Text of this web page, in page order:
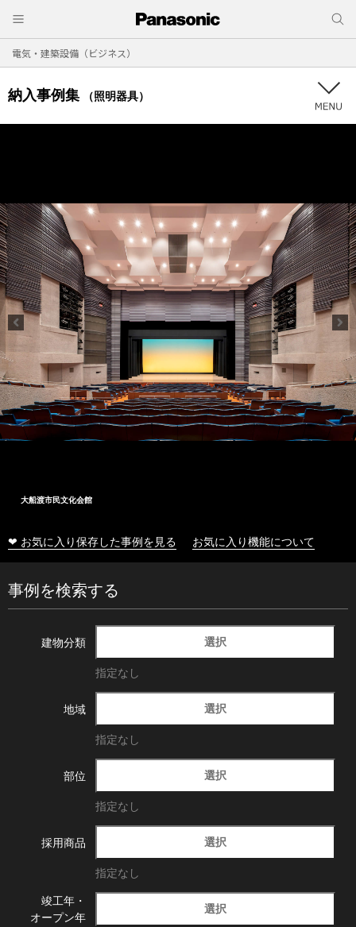
電気・建築設備（ビジネス）
納入事例集 （照明器具）
大船渡市民文化会館
❤ お気に入り保存した事例を見る お気に入り機能について
事例を検索する
建物分類 選択
指定なし
地域 選択
指定なし
部位 選択
指定なし
採用商品 選択
指定なし
竣工年・
オープン年
選択